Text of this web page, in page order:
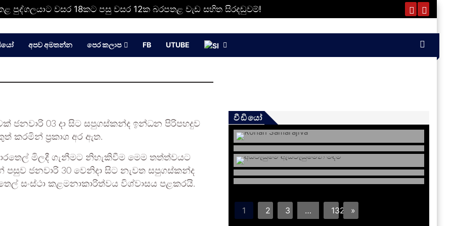
පුද්ගලයාට වසර 18කට පසු වසර 12ක බරපතළ වැඩ සහිත සිරදඬුවම්!
අපව අමතන්න පෙර කලාප FB UTUBE
ජනවාරි 03 දා සිට සපුගස්කන්ද ඉන්ධන පිරිපහදුව
කරමින් ප්‍රකාශ අර ඇත.
මිලදී ගැනීමට නිහැකිවීම මෙම තත්ත්වයට
ජනවාරි 30 වෙනිදා සිට නැවත සපුගස්කන්ද
සංස්ථා කළමනාකාරිත්වය විශ්වාසය පළකරයි.
වීඩියෝ
1 2 3 … 132 »